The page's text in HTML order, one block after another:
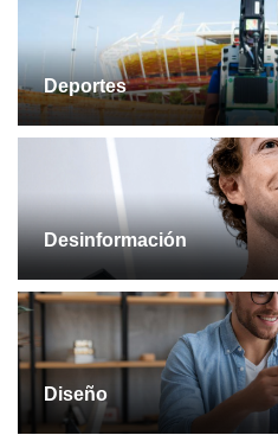
Deportes
Desinformación
Diseño